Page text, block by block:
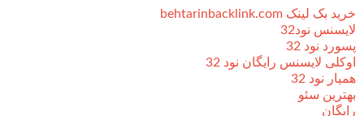
خرید بک لینک behtarinbacklink.com
لایسنس نود32
پسورد نود 32
اوکلی لایسنس رایگان نود 32
همیار نود 32
بهترین سئو
رایگان